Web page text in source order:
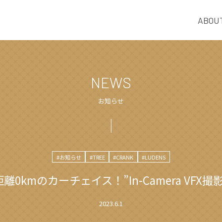
NEWS
お知らせ
#お知らせ #TREE #CRANK #LUDENS
離0kmのカーチェイス！”In-Camera VFX撮
2023.6.1